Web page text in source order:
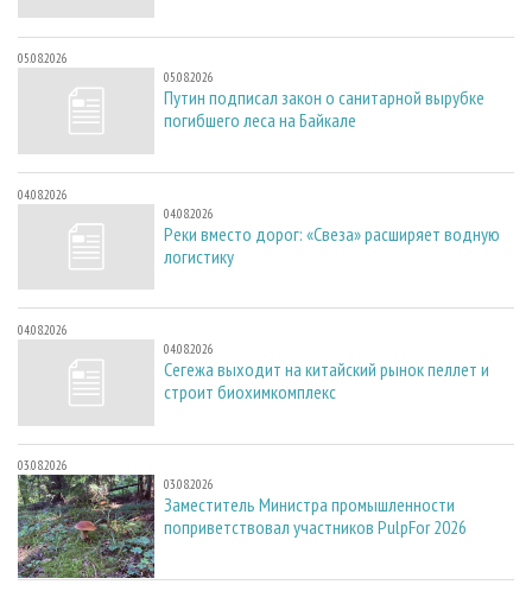
05.08.2026
05.08.2026
Путин подписал закон о санитарной вырубке
погибшего леса на Байкале
04.08.2026
04.08.2026
Реки вместо дорог: «Свеза» расширяет водную
логистику
04.08.2026
04.08.2026
Сегежа выходит на китайский рынок пеллет и
строит биохимкомплекс
03.08.2026
03.08.2026
Заместитель Министра промышленности
поприветствовал участников PulpFor 2026